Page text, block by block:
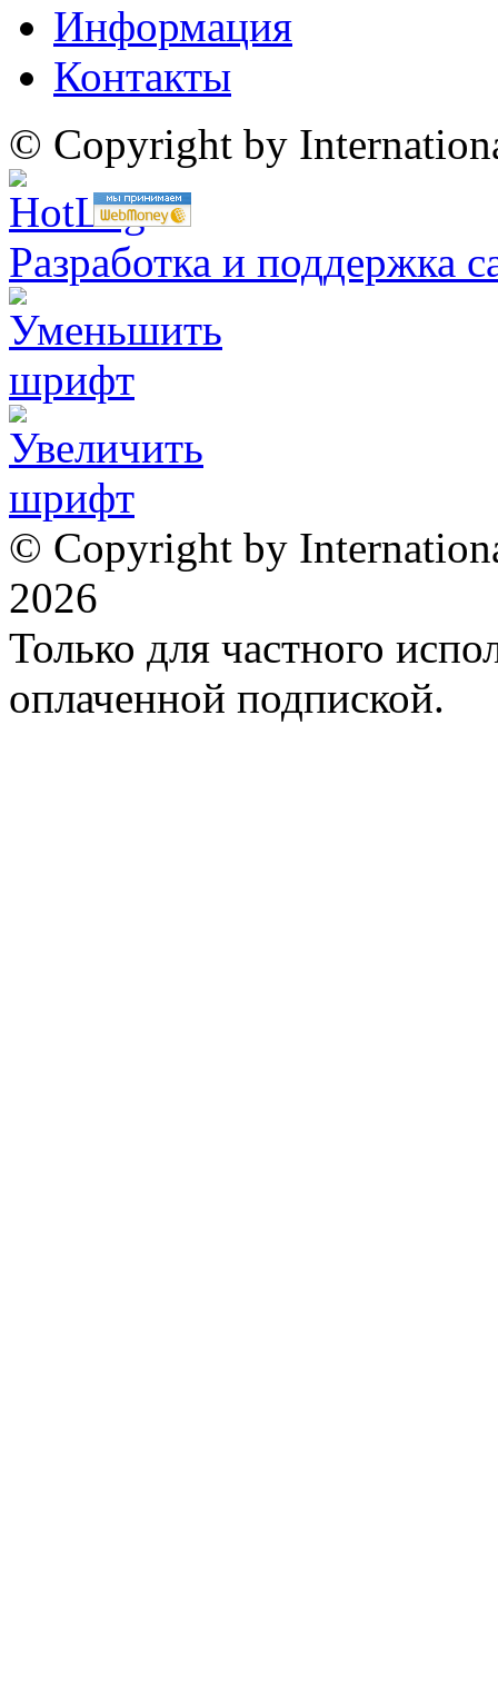
Информация
Контакты
© Copyright by
Разработка и поддержка
© Copyright by
2026
Только для частного
оплаченной подпиской.